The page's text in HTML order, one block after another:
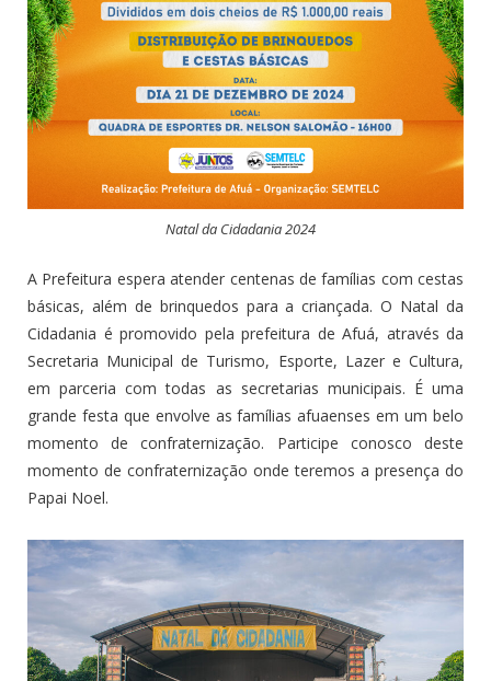
Natal da Cidadania 2024
A Prefeitura espera atender centenas de famílias com cestas
básicas, além de brinquedos para a criançada. O Natal da
Cidadania é promovido pela prefeitura de Afuá, através da
Secretaria Municipal de Turismo, Esporte, Lazer e Cultura,
em parceria com todas as secretarias municipais. É uma
grande festa que envolve as famílias afuaenses em um belo
momento de confraternização. Participe conosco deste
momento de confraternização onde teremos a presença do
Papai Noel.